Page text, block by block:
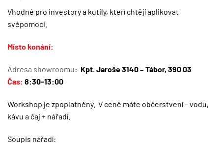
Vhodné pro investory a kutily, kteří chtějí aplikovat
svépomoci.
Místo konání:
Adresa showroomu: Kpt. Jaroše 3140 – Tábor, 390 03
Čas: 8:30-13:00
Workshop je zpoplatněný. V ceně máte občerstvení – vodu,
kávu a čaj + nářadí.
Soupis nářadí: